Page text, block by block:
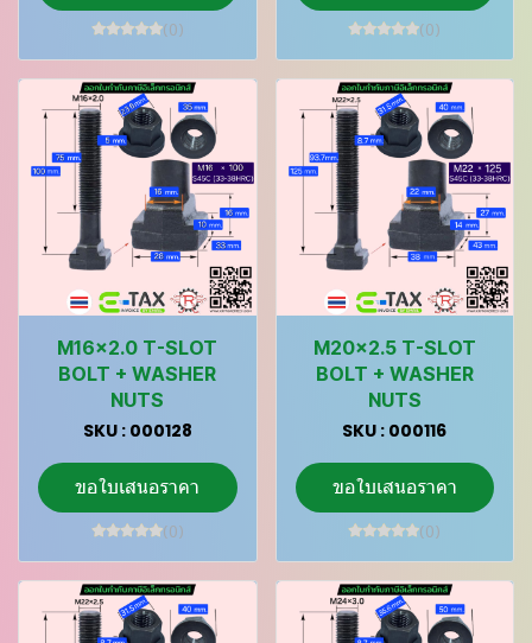
(0) (0)
M16x2.0 T-SLOT
BOLT + WASHER
NUTS
SKU : 000128
ขอใบเสนอราคา
(0)
M20x2.5 T-SLOT
BOLT + WASHER
NUTS
SKU : 000116
ขอใบเสนอราคา
(0)